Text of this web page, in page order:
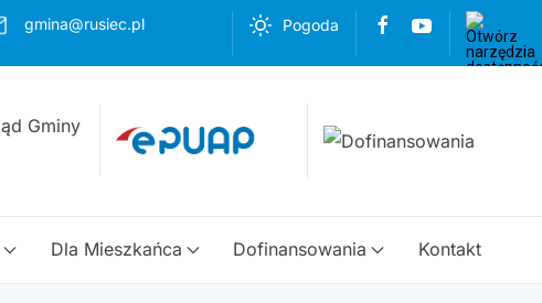
gmina@rusiec.pl Pogoda
Dla Mieszkańca Dofinansowania Kontakt